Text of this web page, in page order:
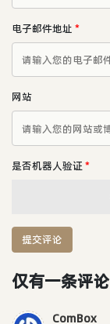
电子邮件地址 *
网站
是否机器人验证 *
提交评论
仅有一条评论
ComBox